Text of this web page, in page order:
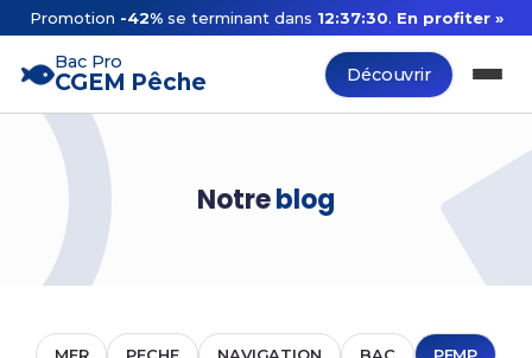
Promotion -42%se terminant dans 12:37:30. En profiter »
Bac Pro
CGEM Pêche Découvrir
Notreblog